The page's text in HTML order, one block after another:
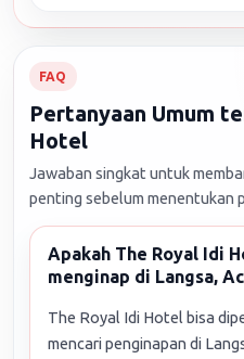
FAQ
Pertanyaan Umum
Hotel
Jawaban singkat untuk
penting sebelum menentukan
Apakah The Royal Idi
menginap di Langsa,
The Royal Idi Hotel bisa
mencari penginapan di